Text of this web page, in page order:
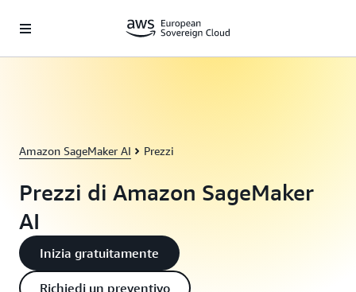
Amazon SageMaker AI Prezzi
Prezzi di Amazon SageMaker
AI
Inizia gratuitamente
Richiedi un preventivo